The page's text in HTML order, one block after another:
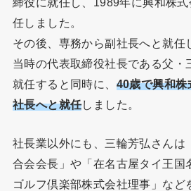
任しました。
その後、専務から副社長へと就任
当時の代表取締役社長である父・
就任すると同時に、 40歳で興和株
社長へと就任しました。
社長業以外にも、三輪芳弘さんは
合会会長」や「在名古屋タイ王国
ゴルフ倶楽部株式会社理事」など